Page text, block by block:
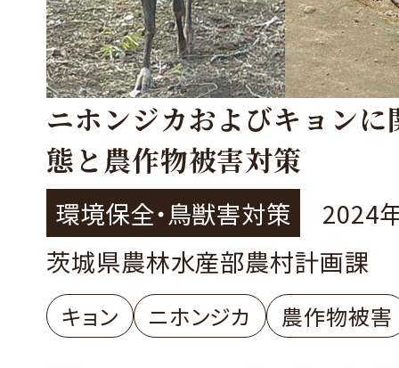
ニホンジカおよびキョンに
態と農作物被害対策
環境保全・鳥獣害対策
2024
茨城県農林水産部農村計画課
キョン ニホンジカ 農作物被害